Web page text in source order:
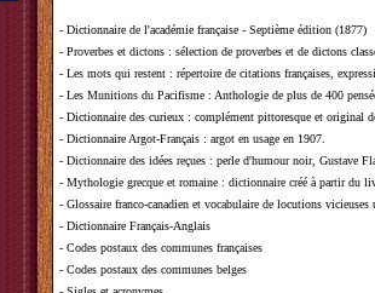
- Dictionnaire de l'académie française - Septième édition (1877)
- Proverbes et dictons : sélection de proverbes et de dictons
- Les mots qui restent : répertoire de citations françaises,
- Les Munitions du Pacifisme : Anthologie de plus de 400
- Dictionnaire des curieux : complément pittoresque et original
- Dictionnaire Argot-Français : argot en usage en 1907.
- Dictionnaire des idées reçues : perle d'humour noir, Gustave
- Mythologie grecque et romaine : dictionnaire créé à partir du
- Glossaire franco-canadien et vocabulaire de locutions vicieuses
- Dictionnaire Français-Anglais
- Codes postaux des communes françaises
- Codes postaux des communes belges